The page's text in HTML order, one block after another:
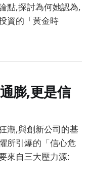
點,探討為何她認為,
資的「黃金時
膨,更是信
潮,與創新公司的基
所引爆的「信心危
來自三大壓力源: